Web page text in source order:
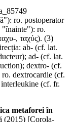
ro. postoperator
"înainte"): ro.
, ταχύς). (3)
ab- (cf. lat.
ad- (cf. lat.
dextro- (cf.
dextrocardie (cf.
(cf. fr.
metaforei în
(2015) [Corola-